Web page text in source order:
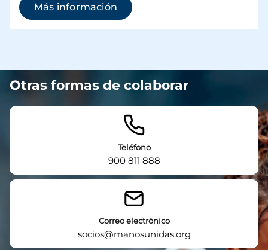
Más información (se abre en una ventana
Imagen
Otras formas de colaborar
Teléfono
900 811 888
Correo electrónico
socios@manosunidas.org